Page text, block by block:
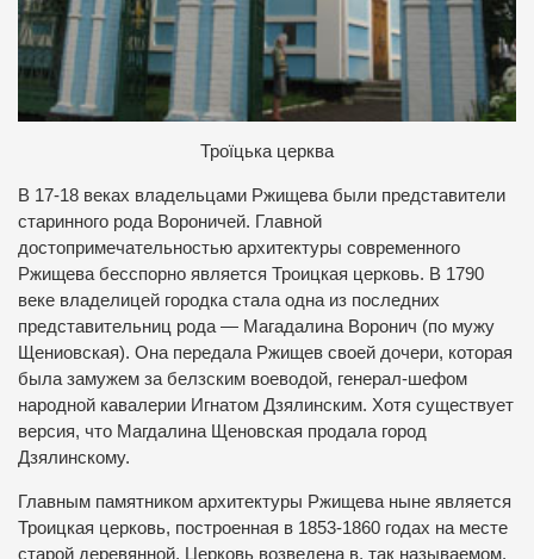
Троїцька церква
В 17-18 веках владельцами Ржищева были представители
старинного рода Вороничей. Главной
достопримечательностью архитектуры современного
Ржищева бесспорно является Троицкая церковь. В 1790
веке владелицей городка стала одна из последних
представительниц рода — Магадалина Воронич (по мужу
Щениовская). Она передала Ржищев своей дочери, которая
была замужем за белзским воеводой, генерал-шефом
народной кавалерии Игнатом Дзялинским. Хотя существует
версия, что Магдалина Щеновская продала город
Дзялинскому.
Главным памятником архитектуры Ржищева ныне является
Троицкая церковь, построенная в 1853-1860 годах на месте
старой деревянной. Церковь возведена в, так называемом,